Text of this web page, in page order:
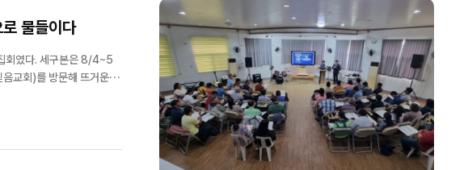
물들이다
회였다. 세구본은 8/4~5
교회)를 방문해 뜨거운